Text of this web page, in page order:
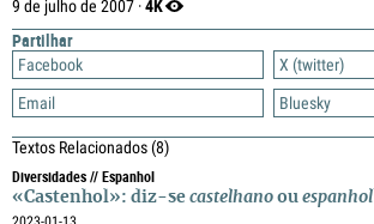
9 de julho de 2007 ·4K
Partilhar
Facebook
X (twitter)
Email
Bluesky
Textos Relacionados(8)
Diversidades // Espanhol
«Castenhol»: diz-se castelhano ou espanhol